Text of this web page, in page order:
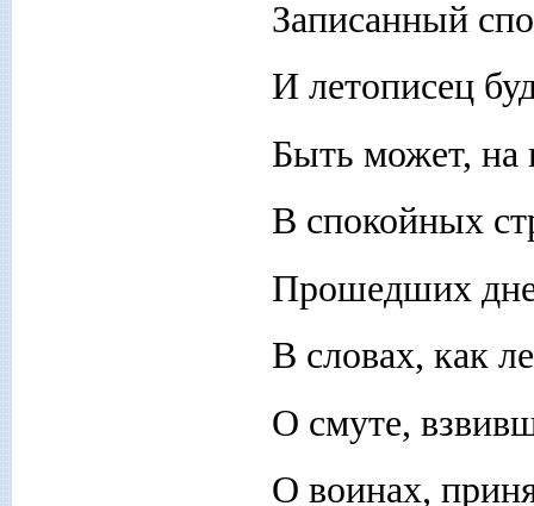
Записанный
И летописец
Быть может, на
В спокойных
Прошедших
В словах, как
О смуте,
О воинах,